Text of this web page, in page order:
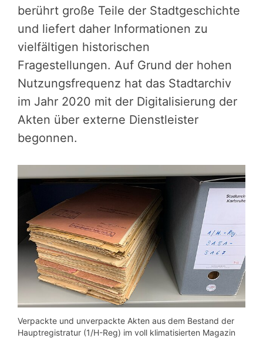
berührt große Teile der Stadtgeschichte
und liefert daher Informationen zu
vielfältigen historischen
Fragestellungen. Auf Grund der hohen
Nutzungsfrequenz hat das Stadtarchiv
im Jahr 2020 mit der Digitalisierung der
Akten über externe Dienstleister
begonnen.
Verpackte und unverpackte Akten aus dem Bestand der
Hauptregistratur (1/H-Reg) im voll klimatisierten Magazin